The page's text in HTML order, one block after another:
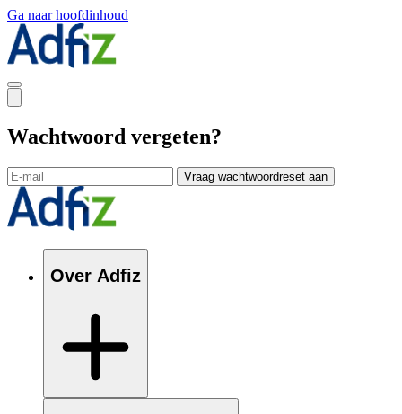
Ga naar hoofdinhoud
Wachtwoord vergeten?
Vraag wachtwoordreset aan
Over Adfiz